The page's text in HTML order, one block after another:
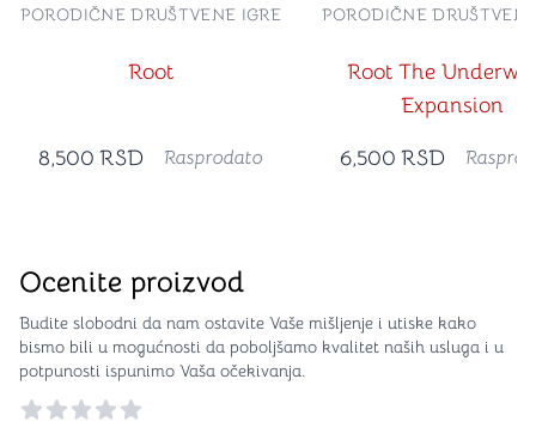
Root
PORODIČNE DRUŠTVENE IGRE
8,500 RSD Rasprodato
Root The
Expansion
PORODIČNE
6,500 RSD
Ocenite proizvod
Budite slobodni da nam ostavite Vaše mišljenje i utiske kako
bismo bili u mogućnosti da poboljšamo kvalitet naših usluga i u
potpunosti ispunimo Vaša očekivanja.
Reviews